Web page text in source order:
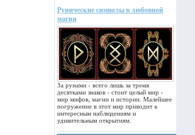
Рунические символы в любовной
магии
За рунами - всего лишь за тремя
десятками знаков - стоит целый мир -
мир мифов, магии и истории. Малейшее
погружение в этот мир приводит к
интересным наблюдениям и
удивительным открытиям.